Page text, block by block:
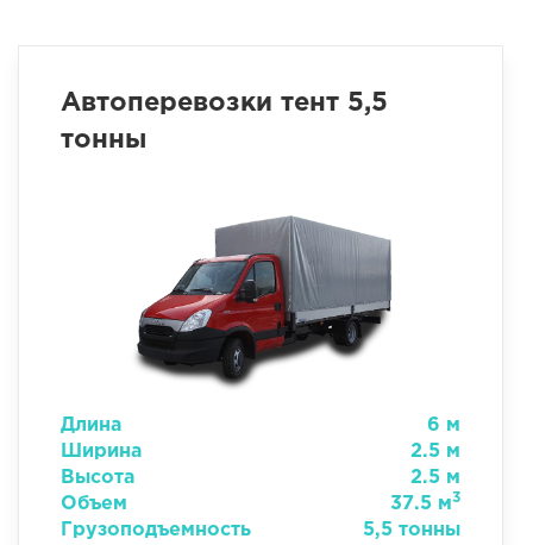
Автоперевозки тент 5,5
тонны
Длина
6 м
Ширина
2.5 м
Высота
2.5 м
Объем
37.5 м3
Грузоподъемность
5,5 тонны